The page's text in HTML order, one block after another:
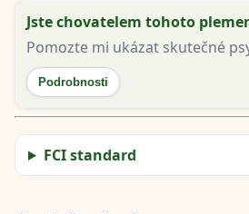
Jste chovatelem tohoto
Pomozte mi ukázat skutečné
Podrobnosti
FCI standard